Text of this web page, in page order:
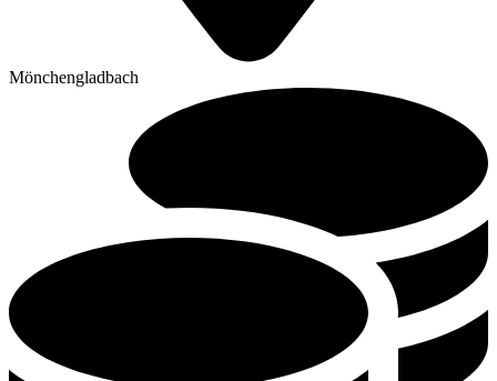
Mönchengladbach